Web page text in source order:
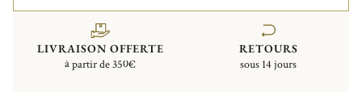
LIVRAISON OFFERTE
à partir de 350€
RETOURS
sous 14 jours